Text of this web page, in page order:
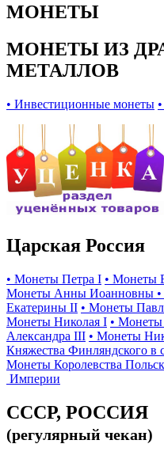
МОНЕТЫ
МОНЕТЫ ИЗ
МЕТАЛЛОВ
• Инвестиционные монеты
Царская Россия
• Монеты Петра I • Монеты
Монеты Анны Иоанновны
Екатерины II • Монеты
Монеты Николая I •
Александра III • Монеты
Княжества Финляндского в
Монеты Королевства
Империи
СССР, РОССИЯ
(регулярный чекан)